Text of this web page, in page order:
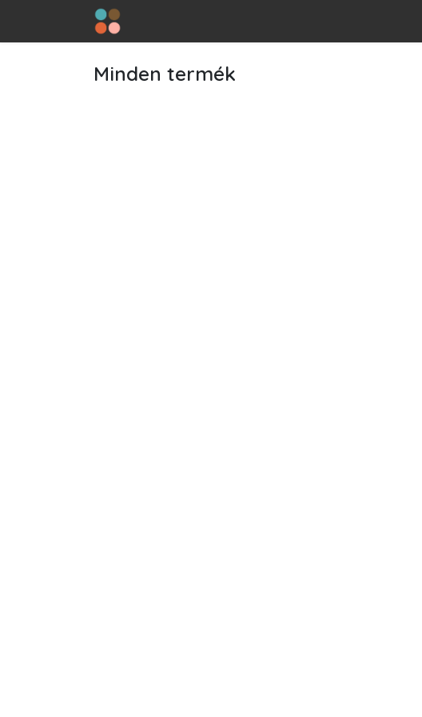
Kihagyás és továbblépés a tartalomhoz
Minden termék